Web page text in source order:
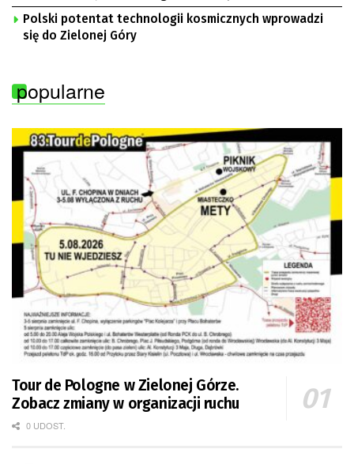
Polski potentat technologii kosmicznych wprowadzi
się do Zielonej Góry
popularne
Tour de Pologne w Zielonej Górze.
Zobacz zmiany w organizacji ruchu
0 UDOST.